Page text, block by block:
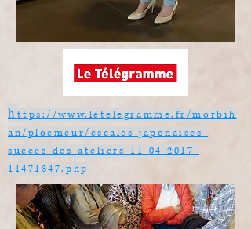
h ttps://www.letelegramme.fr/morbih
an/ploemeur/escales-japonaises-
succes-des-ateliers-11-04-2017-
11471347.php